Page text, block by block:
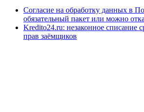
Согласие на обработку данных в
обязательный пакет или можно
Kredito24.ru: незаконное списание
прав заёмщиков